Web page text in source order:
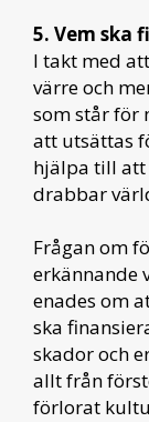
5. Vem ska
I takt med
värre och
som står för
att utsättas
hjälpa till att
drabbar
Frågan om
erkännande
enades om
ska
skador och
allt från
förlorat